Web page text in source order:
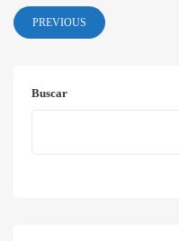
PREVIOUS
Buscar